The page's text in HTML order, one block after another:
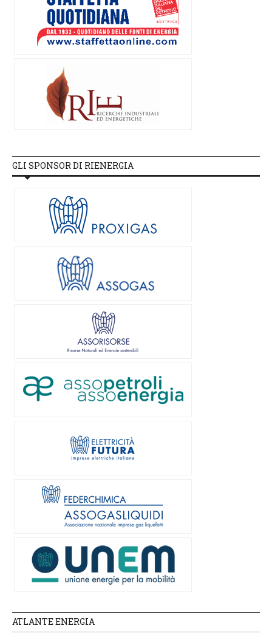
GLI SPONSOR DI RIENERGIA
ATLANTE ENERGIA